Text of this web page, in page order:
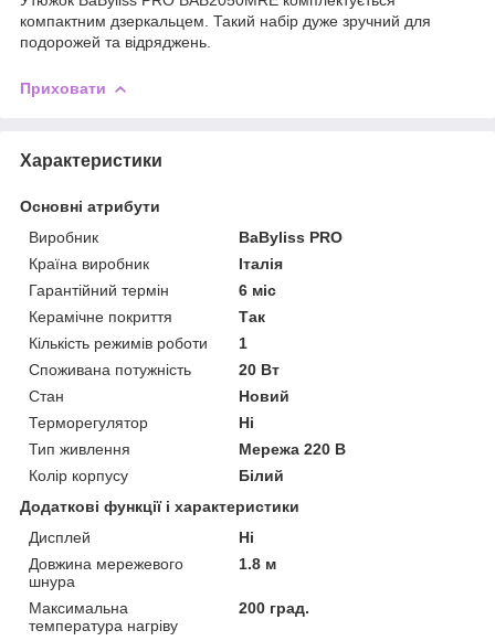
компактним дзеркальцем. Такий набір дуже зручний для
подорожей та відряджень.
Приховати
Характеристики
Основні атрибути
Виробник
BaByliss PRO
Країна виробник
Італія
Гарантійний термін
6 міс
Керамічне покриття
Так
Кількість режимів роботи
1
Споживана потужність
20 Вт
Стан
Новий
Терморегулятор
Ні
Тип живлення
Мережа 220 В
Колір корпусу
Білий
Додаткові функції і характеристики
Дисплей
Ні
Довжина мережевого
шнура
1.8 м
Максимальна
температура нагріву
200 град.